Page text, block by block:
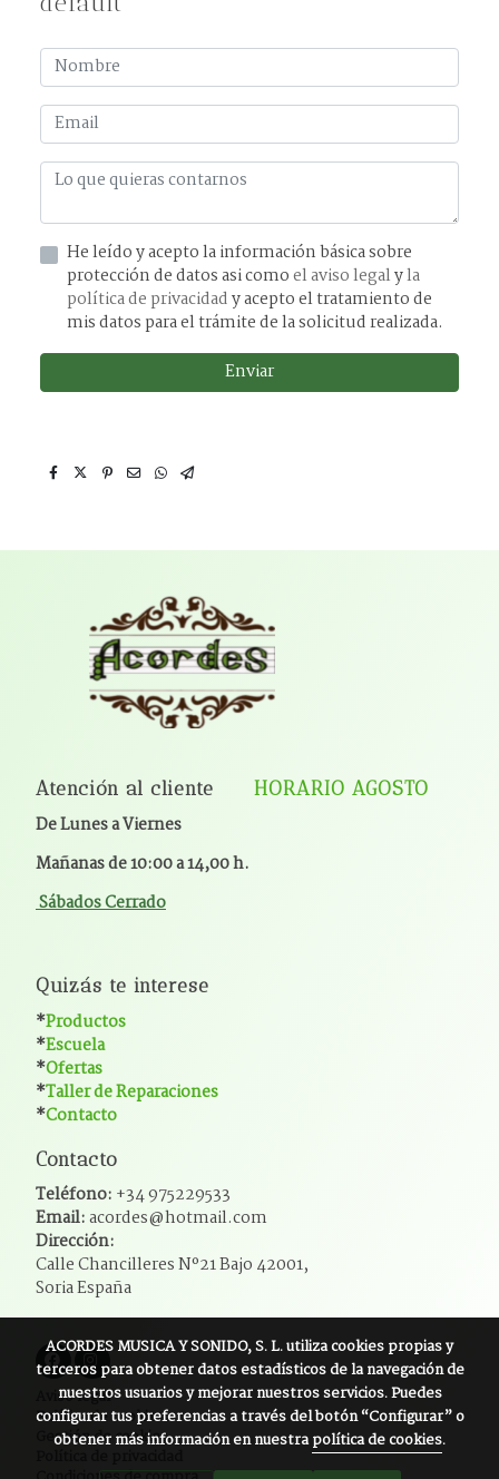
He leído y acepto la información básica sobre
protección de datos asi comoel aviso legalyla
política de privacidady acepto el tratamiento de
mis datos para el trámite de la solicitud realizada.
Enviar
Atención al cliente HORARIO AGOSTO
De Lunes a Viernes
Mañanas de 10:00 a 14,00 h.
Sábados Cerrado
Quizás te interese
*Productos
*Escuela
*Ofertas
*Taller de Reparaciones
*Contacto
Contacto
Teléfono: +34 975229533
Email:acordes@hotmail.com
Dirección:
Calle Chancilleres Nº21 Bajo 42001,
Soria España
Aviso legal
Política de cookies
Gestión de cookies
ACORDES MUSICA Y SONIDO, S. L.utiliza cookies propias y
terceros para obtener datos estadísticos de la navegación de
nuestros usuarios y mejorar nuestros servicios. Puedes
configurar tus preferencias a través del botón “Configurar” o
obtener más información en nuestrapolítica de cookies.